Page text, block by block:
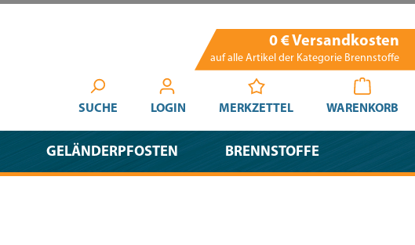
0 € Versandkosten
auf alle Artikel der Kategorie Brennstoffe
SUCHE LOGIN MERKZETTEL WARENKORB
GELÄNDERPFOSTEN BRENNSTOFFE